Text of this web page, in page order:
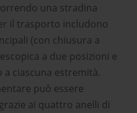
una stradina
il trasporto includono
(con chiusura a
a due posizioni e
ciascuna estremità.
può essere
ai quattro anelli di